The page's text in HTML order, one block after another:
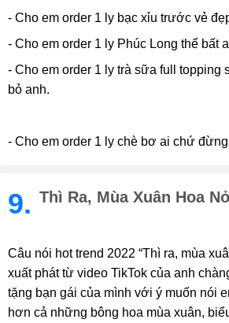
- Cho em order 1 ly bạc xỉu trước vẻ
- Cho em order 1 ly Phúc Long thể bất
- Cho em order 1 ly trà sữa full topping
bỏ anh.
- Cho em order 1 ly chè bơ ai chứ
9. Thì Ra, Mùa Xuân Hoa
Câu nói hot trend 2022 “Thì ra, mùa
xuất phát từ video TikTok của anh
tặng bạn gái của mình với ý muốn nói
hơn cả những bông hoa mùa xuân,